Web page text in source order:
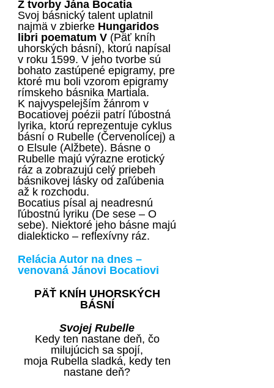
Z tvorby Jána Bocatia
Svoj básnický talent uplatnil
najmä v zbierke Hungaridos
libri poematum V (Päť kníh
uhorských básní), ktorú napísal
v roku 1599. V jeho tvorbe sú
bohato zastúpené epigramy, pre
ktoré mu boli vzorom epigramy
rímskeho básnika Martiala.
K najvyspelejším žánrom v
Bocatiovej poézii patrí ľúbostná
lyrika, ktorú reprezentuje cyklus
básní o Rubelle (Červenolícej) a
o Elsule (Alžbete). Básne o
Rubelle majú výrazne erotický
ráz a zobrazujú celý priebeh
básnikovej lásky od zaľúbenia
až k rozchodu.
Bocatius písal aj neadresnú
ľúbostnú lyriku (De sese – O
sebe). Niektoré jeho básne majú
dialekticko – reflexívny ráz.
Relácia Autor na dnes –
venovaná Jánovi Bocatiovi
PÄŤ KNÍH UHORSKÝCH
BÁSNÍ
Svojej Rubelle
Kedy ten nastane deň, čo
milujúcich sa spojí,
moja Rubella sladká, kedy ten
nastane deň?